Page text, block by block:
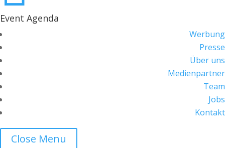
Event Agenda
Werbung
Presse
Über uns
Medienpartner
Team
Jobs
Kontakt
Close Menu